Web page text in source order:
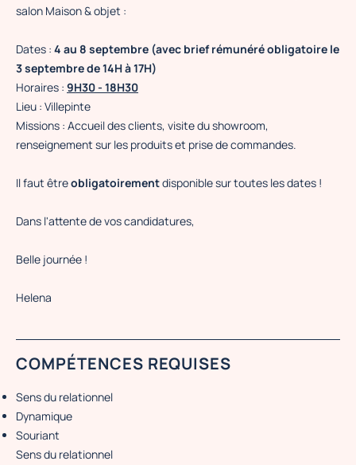
salon Maison & objet :
Dates : 4 au 8 septembre (avec brief rémunéré obligatoire le
3 septembre de 14H à 17H)
Horaires : 9H30 - 18H30
Lieu : Villepinte
Missions : Accueil des clients, visite du showroom,
renseignement sur les produits et prise de commandes.
Il faut êtreobligatoirementdisponible sur toutes les dates !
Dans l'attente de vos candidatures,
Belle journée !
Helena
COMPÉTENCES REQUISES
Sens du relationnel
Dynamique
Souriant
Sens du relationnel